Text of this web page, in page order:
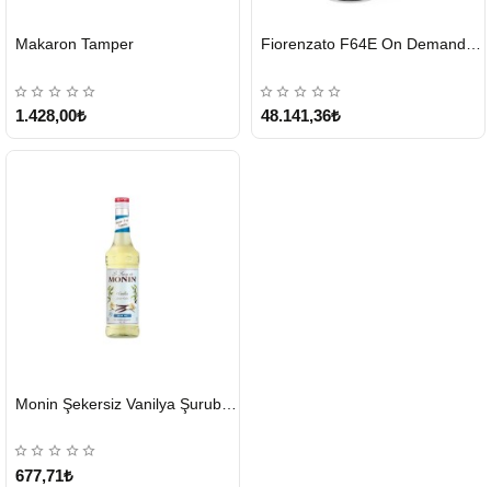
GÖNDERİ
Makaron Tamper
1.428,00₺
GÖNDERİ
48.141,36₺
GÖNDERİ
677,71₺